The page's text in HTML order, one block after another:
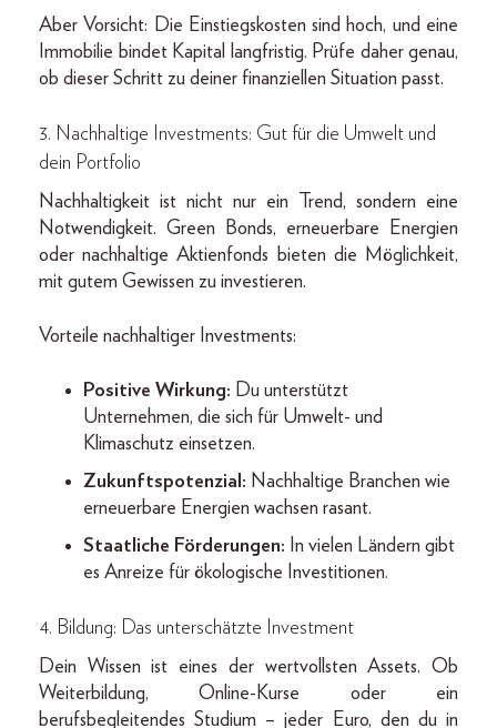
Aber Vorsicht: Die Einstiegskosten sind hoch, und eine
Immobilie bindet Kapital langfristig. Prüfe daher genau,
ob dieser Schritt zu deiner finanziellen Situation passt.
3. Nachhaltige Investments: Gut für die Umwelt und
dein Portfolio
Nachhaltigkeit ist nicht nur ein Trend, sondern eine
Notwendigkeit. Green Bonds, erneuerbare Energien
oder nachhaltige Aktienfonds bieten die Möglichkeit,
mit gutem Gewissen zu investieren.
Vorteile nachhaltiger Investments:
Positive Wirkung: Du unterstützt
Unternehmen, die sich für Umwelt- und
Klimaschutz einsetzen.
Zukunftspotenzial: Nachhaltige Branchen wie
erneuerbare Energien wachsen rasant.
Staatliche Förderungen: In vielen Ländern gibt
es Anreize für ökologische Investitionen.
4. Bildung: Das unterschätzte Investment
Dein Wissen ist eines der wertvollsten Assets. Ob
Weiterbildung, Online-Kurse oder ein
berufsbegleitendes Studium – jeder Euro, den du in